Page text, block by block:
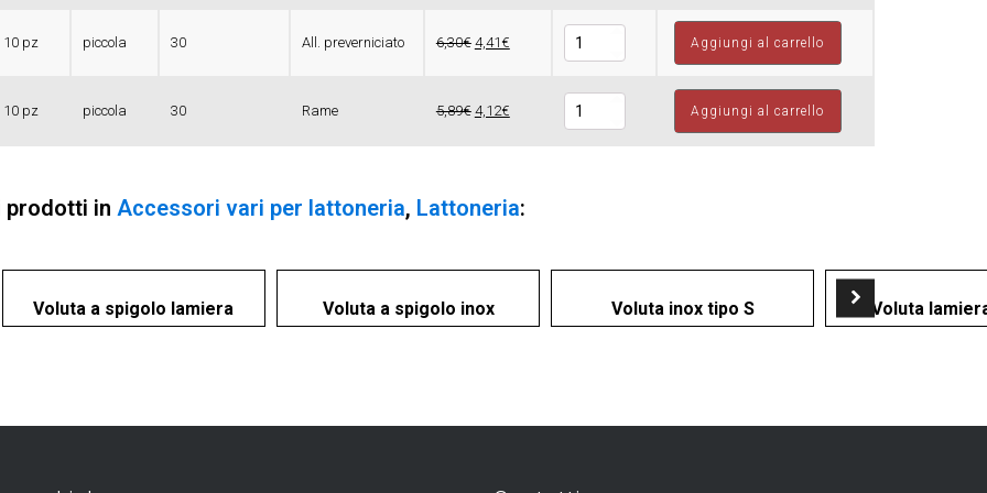
10 pz piccola 30 All. preverniciato 6,30€ 4,41€
Borchie
quantità
Aggiungi al carrello
10 pz piccola 30 Rame 5,89€ 4,12€
Borchie
quantità
Aggiungi al carrello
prodotti in Accessori vari per lattoneria, Lattoneria:
Voluta a spigolo lamiera Voluta a spigolo inox Voluta inox tipo S Voluta